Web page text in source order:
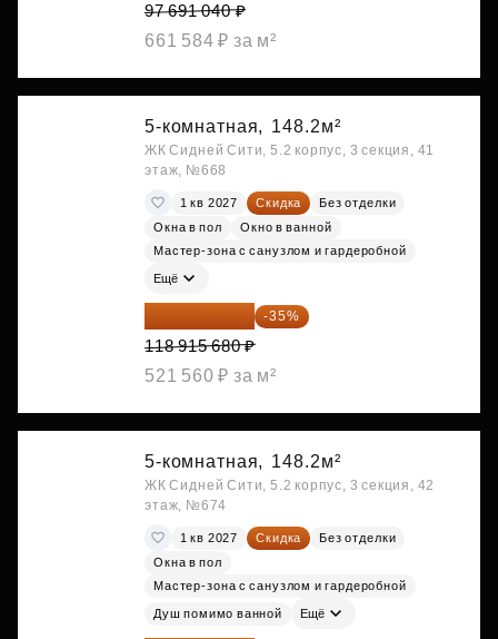
97 691 040 ₽
661 584 ₽ за м²
5-комнатная, 148.2м²
ЖК Сидней Сити, 5.2 корпус, 3 секция, 41
этаж, №668
1 кв 2027 Скидка
Без отделки
Окна в пол
Окно в ванной
Мастер-зона с санузлом и гардеробной
Ещё
77 295 192 ₽ -35%
118 915 680 ₽
521 560 ₽ за м²
5-комнатная, 148.2м²
ЖК Сидней Сити, 5.2 корпус, 3 секция, 42
этаж, №674
1 кв 2027 Скидка
Без отделки
Окна в пол
Мастер-зона с санузлом и гардеробной
Душ помимо ванной Ещё